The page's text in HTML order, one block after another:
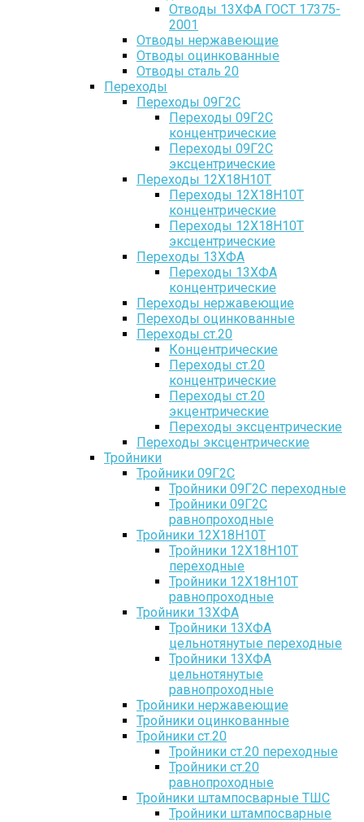
Отводы 13ХФА ГОСТ 17375-
2001
Отводы нержавеющие
Отводы оцинкованные
Отводы сталь 20
Переходы
Переходы 09Г2С
Переходы 09Г2С
концентрические
Переходы 09Г2С
эксцентрические
Переходы 12Х18Н10Т
Переходы 12Х18Н10Т
концентрические
Переходы 12Х18Н10Т
эксцентрические
Переходы 13ХФА
Переходы 13ХФА
концентрические
Переходы нержавеющие
Переходы оцинкованные
Переходы ст.20
Концентрические
Переходы ст.20
концентрические
Переходы ст.20
экцентрические
Переходы эксцентрические
Переходы эксцентрические
Тройники
Тройники 09Г2С
Тройники 09Г2С переходные
Тройники 09Г2С
равнопроходные
Тройники 12Х18Н10Т
Тройники 12Х18Н10Т
переходные
Тройники 12Х18Н10Т
равнопроходные
Тройники 13ХФА
Тройники 13ХФА
цельнотянутые переходные
Тройники 13ХФА
цельнотянутые
равнопроходные
Тройники нержавеющие
Тройники оцинкованные
Тройники ст.20
Тройники ст.20 переходные
Тройники ст.20
равнопроходные
Тройники штампосварные ТШС
Тройники штампосварные